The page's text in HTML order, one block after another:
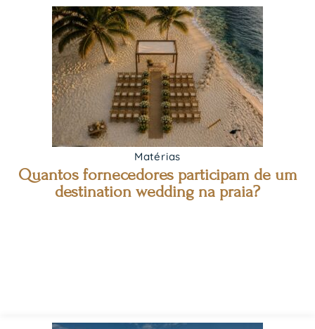
Matérias
Quantos fornecedores participam de um
destination wedding na praia?